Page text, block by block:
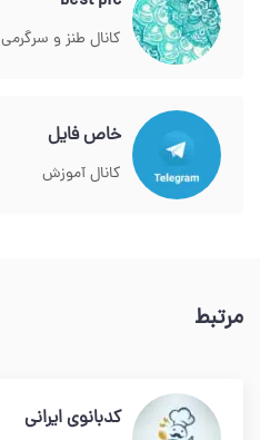
کانال طنز و سرگرمی
خاص فایل
کانال آموزش
مرتبط
کدبانوی ایرانی